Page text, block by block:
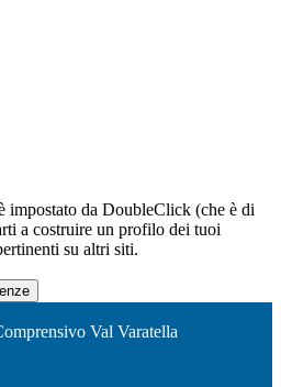
impostato da DoubleClick (che è di
a costruire un profilo dei tuoi
su altri siti.
Val Varatella